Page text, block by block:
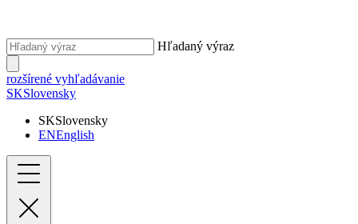
Hľadaný výraz
rozšírené vyhľadávanie
SKSlovensky
SKSlovensky
ENEnglish